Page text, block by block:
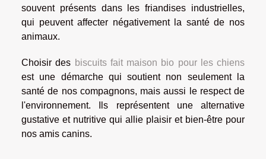
souvent présents dans les friandises industrielles,
qui peuvent affecter négativement la santé de nos
animaux.
Choisir des biscuits fait maison bio pour les chiens
est une démarche qui soutient non seulement la
santé de nos compagnons, mais aussi le respect de
l'environnement. Ils représentent une alternative
gustative et nutritive qui allie plaisir et bien-être pour
nos amis canins.